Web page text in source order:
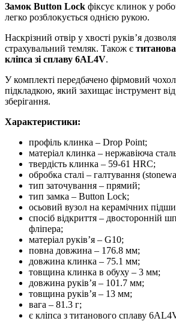
Замок Button Lock фіксує клинок у
легко розблокується однією рукою.
Наскрізний отвір у хвості руківʼя
страхувальний темляк. Також є
кліпса зі сплаву 6AL4V.
У комплекті передбачено фірмовий
підкладкою, який захищає інструмент
зберігання.
Характеристики:
профіль клинка – Drop Point;
матеріал клинка – нержавіюча
твердість клинка – 59-61 HRC;
обробка сталі – галтування
тип заточування – прямий;
тип замка – Button Lock;
осьовий вузол на керамічних
спосіб відкриття – двосторонній
фліпера;
матеріал руківʼя – G10;
повна довжина – 176.8 мм;
довжина клинка – 75.1 мм;
товщина клинка в обуху – 3 мм;
довжина руківʼя – 101.7 мм;
товщина руківʼя – 13 мм;
вага – 81.3 г;
є кліпса з титанового сплаву